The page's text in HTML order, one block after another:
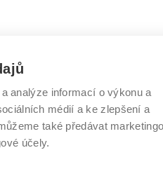
TECHNICKÉ V BRNĚ
548/1
www.vut.cz
analýze informací o výkonu a
médií a ke zlepšení a
také předávat
účely.